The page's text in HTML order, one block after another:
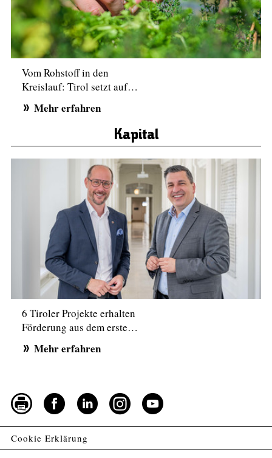
Vom Rohstoff in den
Kreislauf: Tirol setzt auf…
Mehr erfahren
Kapital
6 Tiroler Projekte erhalten
Förderung aus dem erste…
Mehr erfahren
Cookie Erklärung